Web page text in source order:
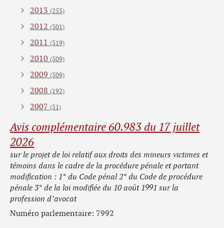
2013 (253)
2012 (301)
2011 (319)
2010 (309)
2009 (309)
2008 (192)
2007 (31)
Avis complémentaire 60.983 du 17 juillet
2026
sur le projet de loi relatif aux droits des mineurs victimes et
témoins dans le cadre de la procédure pénale et portant
modification : 1° du Code pénal 2° du Code de procédure
pénale 3° de la loi modifiée du 10 août 1991 sur la
profession d’avocat
Numéro parlementaire: 7992